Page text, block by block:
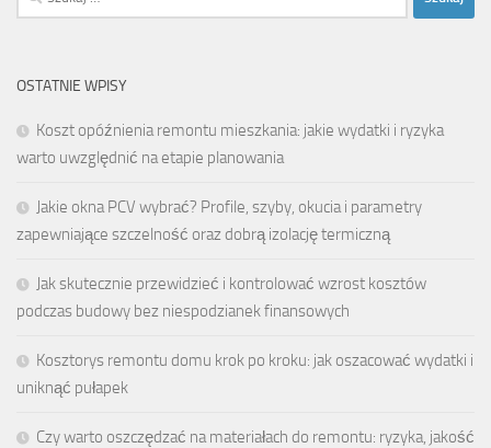
OSTATNIE WPISY
Koszt opóźnienia remontu mieszkania: jakie wydatki i ryzyka
warto uwzględnić na etapie planowania
Jakie okna PCV wybrać? Profile, szyby, okucia i parametry
zapewniające szczelność oraz dobrą izolację termiczną
Jak skutecznie przewidzieć i kontrolować wzrost kosztów
podczas budowy bez niespodzianek finansowych
Kosztorys remontu domu krok po kroku: jak oszacować wydatki i
uniknąć pułapek
Czy warto oszczędzać na materiałach do remontu: ryzyka, jakość